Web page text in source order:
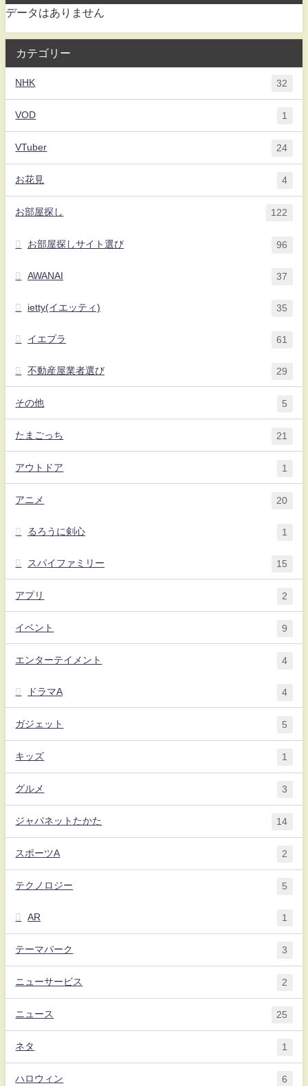
データはありません
カテゴリー
NHK 32
VOD 1
VTuber 24
お花見 4
お部屋探し 122
お部屋探しサイト選び 96
AWANAI 37
ietty(イエッティ) 35
イエプラ 61
不動産屋業者選び 29
その他 5
たまごっち 21
アウトドア 1
アニメ 20
るろうに剣心 1
スパイファミリー 15
アプリ 2
イベント 9
エンターテイメント 4
ドラマA 4
ガジェット 5
キッズ 1
グルメ 3
ジャパネットたかた 14
スポーツA 2
テクノロジー 5
AR 1
テーマパーク 3
ニューサービス 2
ニュース 25
ネタ 1
ハロウィン 6